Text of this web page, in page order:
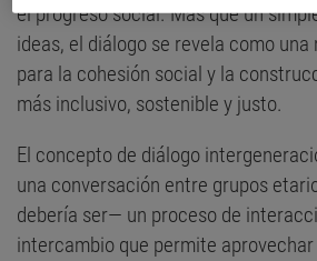
el progreso social. Más que un
ideas, el diálogo se revela como
para la cohesión social y la
más inclusivo, sostenible y justo.
El concepto de diálogo
una conversación entre grupos
debería ser— un proceso de
intercambio que permite